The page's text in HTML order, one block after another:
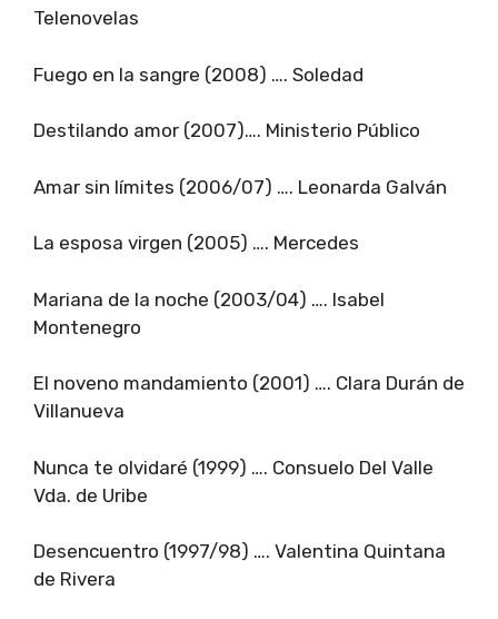
Telenovelas
Fuego en la sangre (2008) …. Soledad
Destilando amor (2007)…. Ministerio Público
Amar sin límites (2006/07) …. Leonarda Galván
La esposa virgen (2005) …. Mercedes
Mariana de la noche (2003/04) …. Isabel
Montenegro
El noveno mandamiento (2001) …. Clara Durán de
Villanueva
Nunca te olvidaré (1999) …. Consuelo Del Valle
Vda. de Uribe
Desencuentro (1997/98) …. Valentina Quintana
de Rivera